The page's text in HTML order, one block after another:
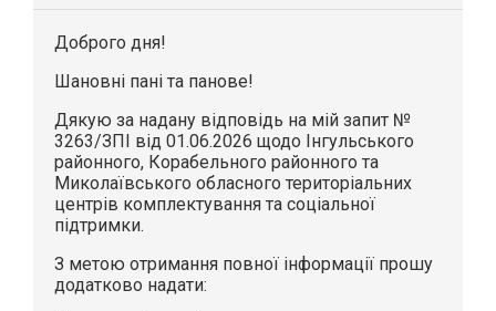
Доброго дня!
Шановні пані та панове!
Дякую за надану відповідь на мій запит №
3263/ЗПІ від 01.06.2026 щодо Інгульського
районного, Корабельного районного та
Миколаївського обласного територіальних
центрів комплектування та соціальної
підтримки.
З метою отримання повної інформації прошу
додатково надати: